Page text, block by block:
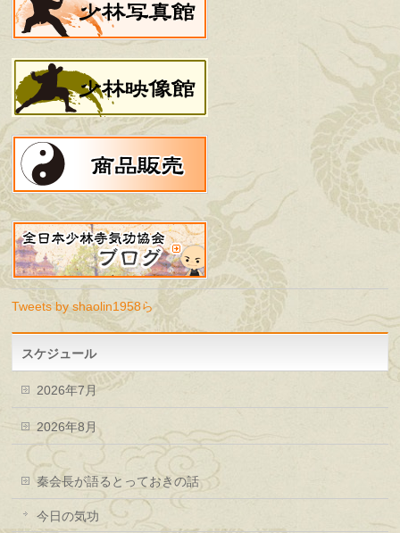
Tweets by shaolin1958ら
スケジュール
2026年7月
2026年8月
秦会長が語るとっておきの話
今日の気功